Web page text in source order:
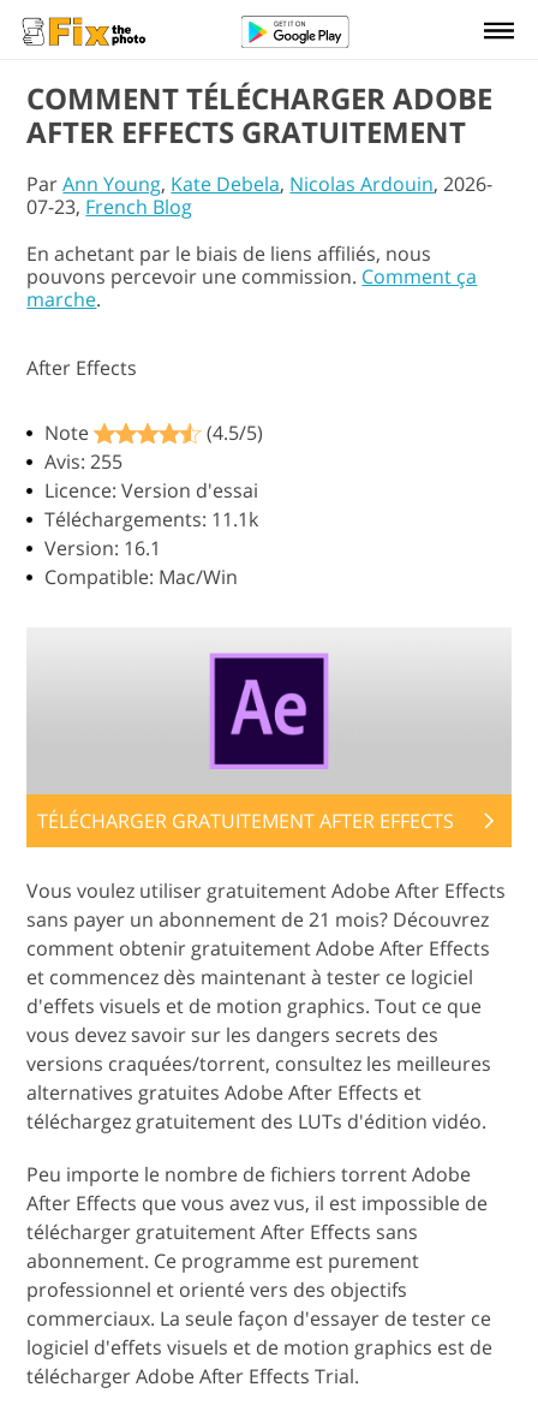
COMMENT TÉLÉCHARGER ADOBE
AFTER EFFECTS GRATUITEMENT
ParAnn Young, Kate Debela, Nicolas Ardouin, 2026-
07-23, French Blog
En achetant par le biais de liens affiliés, nous
pouvons percevoir une commission. Comment ça
marche.
After Effects
Note
(4.5/5)
Avis: 255
Licence: Version d'essai
Téléchargements: 11.1k
Version: 16.1
Compatible: Mac/Win
TÉLÉCHARGER GRATUITEMENT AFTER EFFECTS
Vous voulez utiliser gratuitement Adobe After Effects
sans payer un abonnement de 21 mois? Découvrez
comment obtenir gratuitement Adobe After Effects
et commencez dès maintenant à tester ce logiciel
d'effets visuels et de motion graphics. Tout ce que
vous devez savoir sur les dangers secrets des
versions craquées/torrent, consultez les meilleures
alternatives gratuites Adobe After Effects et
téléchargez gratuitement des LUTs d'édition vidéo.
Peu importe le nombre de fichiers torrent Adobe
After Effects que vous avez vus, il est impossible de
télécharger gratuitement After Effects sans
abonnement. Ce programme est purement
professionnel et orienté vers des objectifs
commerciaux. La seule façon d'essayer de tester ce
logiciel d'effets visuels et de motion graphics est de
télécharger Adobe After Effects Trial.